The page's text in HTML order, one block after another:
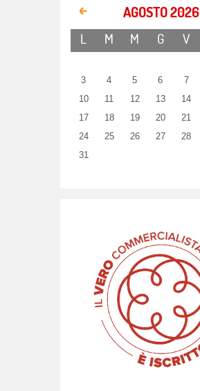
AGOSTO 2026
L M M G V
3
4 5 6 7
10
11 12 13 14
17
18 19 20 21
24
25 26 27 28
31